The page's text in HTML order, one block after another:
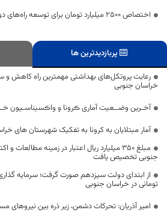
اختصاص 2500 میلیارد تومان برای توسعه راه‌های دوبانده خراسان جنوبی
پربازدیدترین ها
رعایت پروتکل‌های بهداشتی مهمترین راه کاهش و سیر
خراسان جنوبی
آخـرین وضــعیت آماری ڪرونا و واڪسیناسـیون
آمار مبتلایان به کرونا به تفکیک شهرستان های
مبلغ ۳۵۰ میلیارد ریال اعتبار در زمینه
جنوبی تخصیص یافت
تومانی در خراسان جنوبی
امیر آذریان: تحرکات دشمن، زیر ذره بین نیروهای